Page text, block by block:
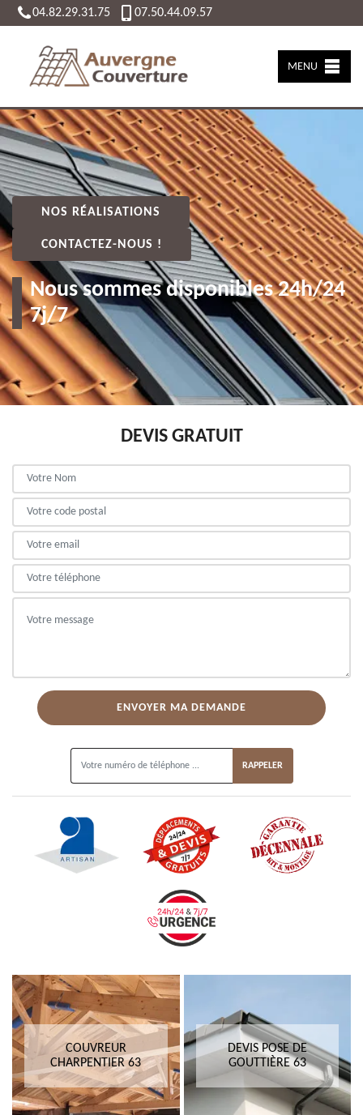
04.82.29.31.75 07.50.44.09.57
MENU
NOS RÉALISATIONS
CONTACTEZ-NOUS !
Nous sommes disponibles 24h/24
7j/7
DEVIS GRATUIT
COUVREUR
CHARPENTIER 63
DEVIS POSE DE
GOUTTIÈRE 63